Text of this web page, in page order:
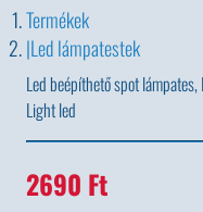
Termékek
Led lámpatestek
Led beépíthető spot
Light led
2690 Ft